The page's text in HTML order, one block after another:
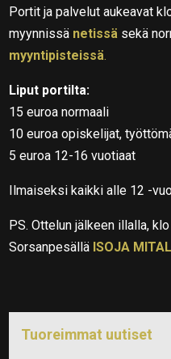
Portit ja palvelut aukeavat
myynnissä netissä sekä
myyntipisteissä.
Liput portilta:
15 euroa normaali
10 euroa opiskelijat,
5 euroa 12-16 vuotiaat
Ilmaiseksi kaikki alle 12 -
PS. Ottelun jälkeen illalla,
Sorsanpesällä ISOJA
Tuoreimmat uutiset